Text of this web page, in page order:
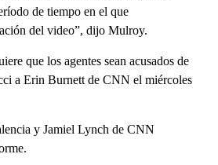
de tiempo en el que
del video”, dijo Mulroy.
que los agentes sean acusados de
a Erin Burnett de CNN el miércoles
y Jamiel Lynch de CNN